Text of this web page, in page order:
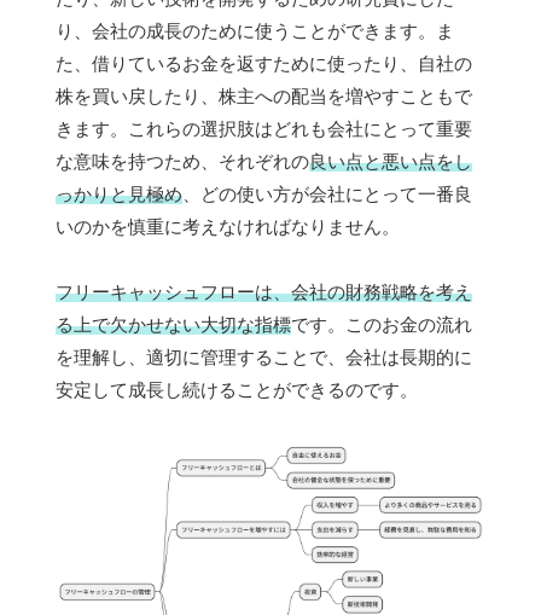
り、会社の成長のために使うことができます。ま
た、借りているお金を返すために使ったり、自社の
株を買い戻したり、株主への配当を増やすこともで
きます。これらの選択肢はどれも会社にとって重要
な意味を持つため、それぞれの良い点と悪い点をし
っかりと見極め、どの使い方が会社にとって一番良
いのかを慎重に考えなければなりません。
フリーキャッシュフローは、会社の財務戦略を考え
る上で欠かせない大切な指標です。このお金の流れ
を理解し、適切に管理することで、会社は長期的に
安定して成長し続けることができるのです。